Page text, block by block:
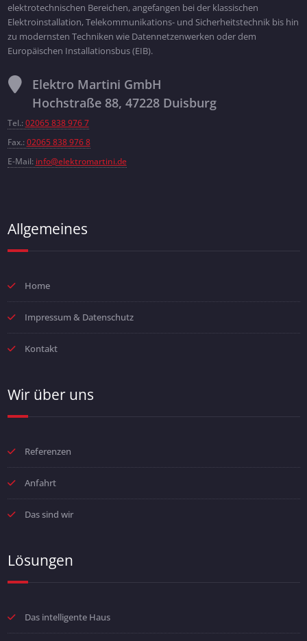
elektrotechnischen Bereichen, angefangen bei der klassischen
Elektroinstallation, Telekommunikations- und Sicherheitstechnik bis hin
zu modernsten Techniken wie Datennetzenwerken oder dem
Europäischen Installationsbus (EIB).
Elektro Martini GmbH
Hochstraße 88, 47228 Duisburg
Tel.: 02065 838 976 7
Fax.: 02065 838 976 8
E-Mail: info@elektromartini.de
Allgemeines
Home
Impressum & Datenschutz
Kontakt
Wir über uns
Referenzen
Anfahrt
Das sind wir
Lösungen
Das intelligente Haus